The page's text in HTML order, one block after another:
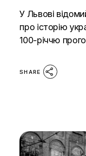
У Львові
про історію
100-річчю прого
SHARE